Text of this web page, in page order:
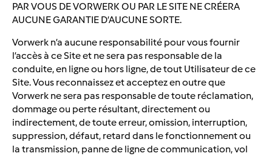
PAR VOUS DE VORWERK OU PAR LE SITE NE CRÉERA
AUCUNE GARANTIE D’AUCUNE SORTE.
Vorwerk n’a aucune responsabilité pour vous fournir
l’accès à ce Site et ne sera pas responsable de la
conduite, en ligne ou hors ligne, de tout Utilisateur de ce
Site. Vous reconnaissez et acceptez en outre que
Vorwerk ne sera pas responsable de toute réclamation,
dommage ou perte résultant, directement ou
indirectement, de toute erreur, omission, interruption,
suppression, défaut, retard dans le fonctionnement ou
la transmission, panne de ligne de communication, vol